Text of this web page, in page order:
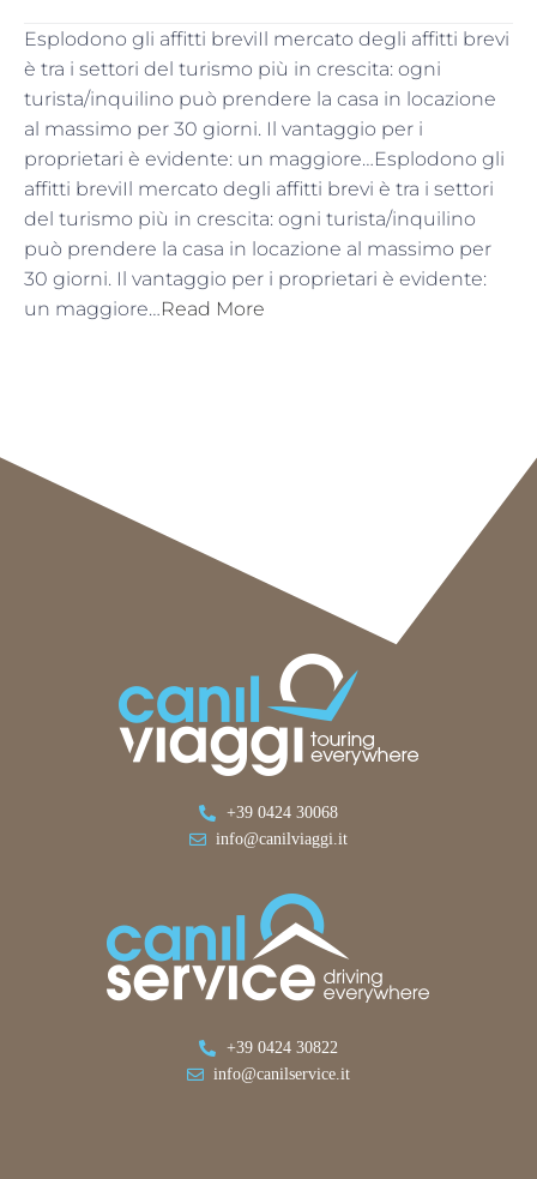
Esplodono gli affitti breviIl mercato degli affitti brevi
è tra i settori del turismo più in crescita: ogni
turista/inquilino può prendere la casa in locazione
al massimo per 30 giorni. Il vantaggio per i
proprietari è evidente: un maggiore…Esplodono gli
affitti breviIl mercato degli affitti brevi è tra i settori
del turismo più in crescita: ogni turista/inquilino
può prendere la casa in locazione al massimo per
30 giorni. Il vantaggio per i proprietari è evidente:
un maggiore…Read More
+39 0424 30068
info@canilviaggi.it
+39 0424 30822
info@canilservice.it